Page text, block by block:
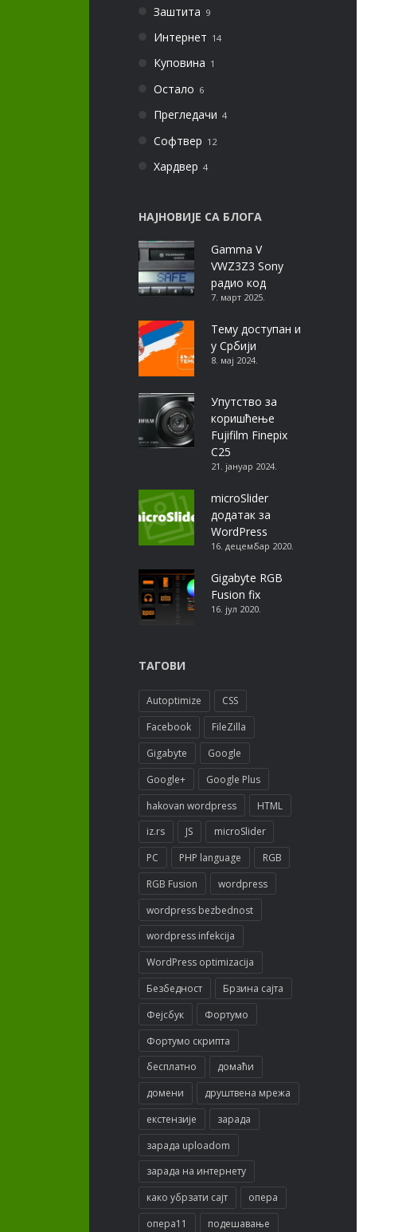
Заштита 9
Интернет 14
Куповина 1
Остало 6
Прегледачи 4
Софтвер 12
Хардвер 4
НАЈНОВИЈЕ СА БЛОГА
Gamma V
VWZ3Z3 Sony
радио код
7. март 2025.
Тему доступан и
у Србији
8. мај 2024.
Упутство за
коришћење
Fujifilm Finepix
C25
21. јануар 2024.
microSlider
додатак за
WordPress
16. децембар 2020.
Gigabyte RGB
Fusion fix
16. јул 2020.
ТАГОВИ
Autoptimize
CSS
Facebook
FileZilla
Gigabyte
Google
Google+
Google Plus
hakovan wordpress
HTML
iz.rs
JS
microSlider
PC
PHP language
RGB
RGB Fusion
wordpress
wordpress bezbednost
wordpress infekcija
WordPress optimizacija
Безбедност
Брзина сајта
Фејсбук
Фортумо
Фортумо скрипта
бесплатно
домаћи
домени
друштвена мрежа
екстензије
зарада
зарада uploadom
зарада на интернету
како убрзати сајт
опера
опера11
подешавање